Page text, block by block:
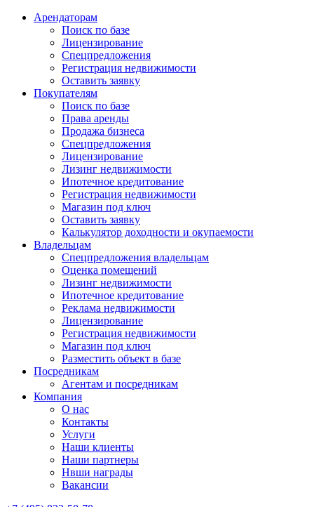
Арендаторам
Поиск по базе
Лицензирование
Спецпредложения
Регистрация недвижимости
Оставить заявку
Покупателям
Поиск по базе
Права аренды
Продажа бизнеса
Спецпредложения
Лицензирование
Лизинг недвижимости
Ипотечное кредитование
Регистрация недвижимости
Магазин под ключ
Оставить заявку
Калькулятор доходности и окупаемости
Владельцам
Спецпредложения владельцам
Оценка помещений
Лизинг недвижимости
Ипотечное кредитование
Реклама недвижимости
Лицензирование
Регистрация недвижимости
Магазин под ключ
Разместить объект в базе
Посредникам
Агентам и посредникам
Компания
О нас
Контакты
Услуги
Наши клиенты
Наши партнеры
Нвши награды
Вакансии